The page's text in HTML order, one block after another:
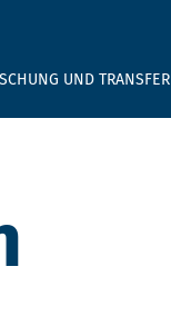
UND TRANSFER